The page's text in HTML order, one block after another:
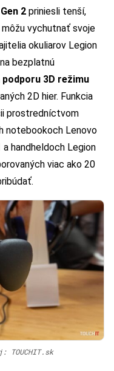
2 priniesli tenší,
vychutnať svoje
okuliarov Legion
bezplatnú
podporu 3D režimu
2D hier. Funkcia
prostredníctvom
notebookoch Lenovo
handheldoch Legion
viac ako 20
TOUCHIT.sk